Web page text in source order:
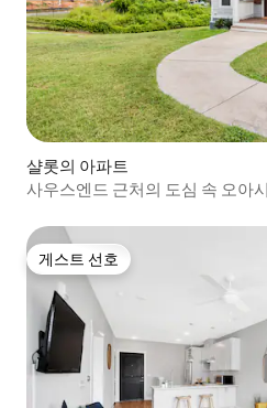
샬롯의 아파트
사우스엔드 근처의 도심 속 오아
게스트 선호
게스트 선호